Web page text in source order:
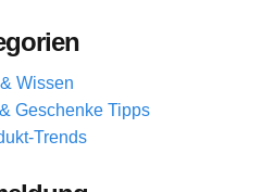
Wissen
Geschenke Tipps
Trends